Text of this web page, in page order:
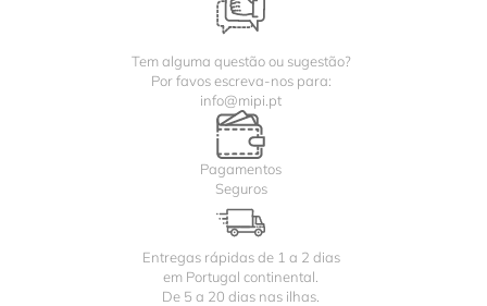
Tem alguma questão ou sugestão?
Por favos escreva-nos para:
info@mipi.pt
Pagamentos
Seguros
Entregas rápidas de 1 a 2 dias
em Portugal continental.
De 5 a 20 dias nas ilhas.